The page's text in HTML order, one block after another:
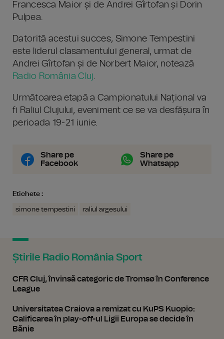
Francesca Maior și de Andrei Gîrtofan și Dorin
Pulpea.
Datorită acestui succes, Simone Tempestini
este liderul clasamentului general, urmat de
Andrei Gîrtofan și de Norbert Maior, notează
Radio România Cluj.
Următoarea etapă a Campionatului Național va
fi Raliul Clujului, eveniment ce se va desfășura în
perioada 19-21 iunie.
Share pe
Facebook
Share pe
Whatsapp
Etichete :
simone tempestini raliul argesului
Știrile Radio România Sport
CFR Cluj, învinsă categoric de Tromsø în Conference
League
Universitatea Craiova a remizat cu KuPS Kuopio:
Calificarea în play-off-ul Ligii Europa se decide în
Bănie